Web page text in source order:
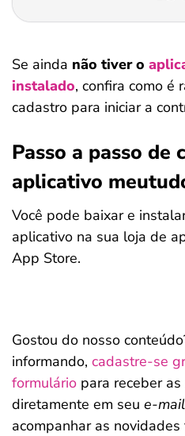
Se ainda não tiver o
instalado, confira como é
cadastro para iniciar a
Passo a passo de
aplicativo
Você pode baixar e
aplicativo na sua loja de
App Store.
Gostou do nosso
informando, cadastre-se
formulário para receber
diretamente em seu e-mail
acompanhar as